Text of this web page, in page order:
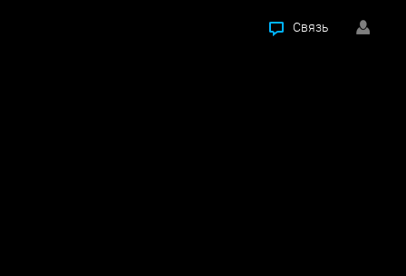
Связь